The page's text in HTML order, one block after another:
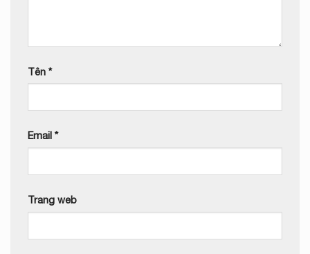
Tên *
Email *
Trang web